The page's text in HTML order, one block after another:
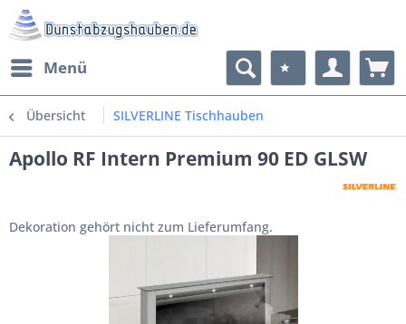
Menü
Übersicht SILVERLINE Tischhauben
Apollo RF Intern Premium 90 ED GLSW
Dekoration gehört nicht zum Lieferumfang.